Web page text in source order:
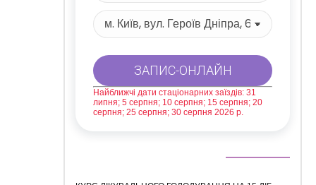
Найближчі дати стаціонарних заїздів: 31
липня; 5 серпня; 10 серпня; 15 серпня; 20
серпня; 25 серпня; 30 серпня 2026 р.